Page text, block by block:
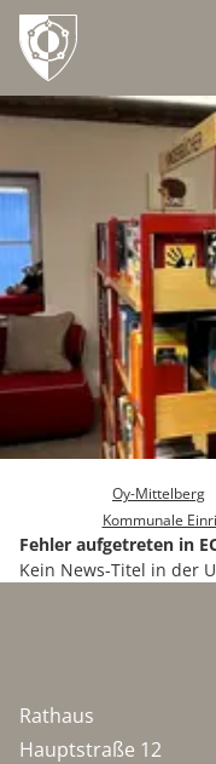
Oy-Mittelberg
Kommunale
Fehler aufgetreten in
Kein News-Titel in der
Rathaus
Hauptstraße 12